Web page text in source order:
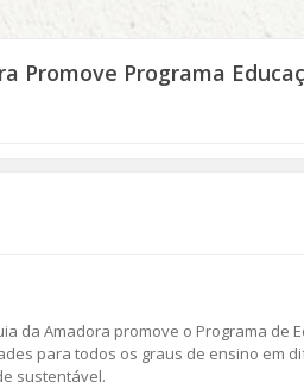
Promove Programa
da Amadora promove o Programa de
para todos os graus de ensino em
sustentável.